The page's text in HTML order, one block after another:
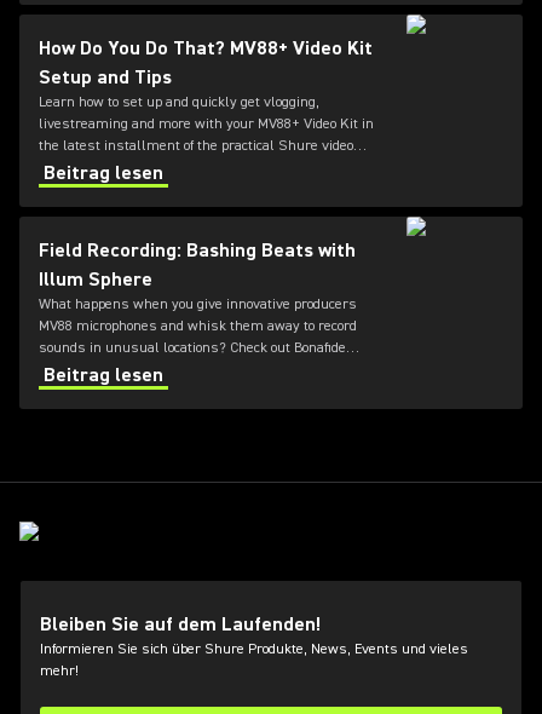
How Do You Do That? MV88+ Video Kit
Setup and Tips
Learn how to set up and quickly get vlogging,
livestreaming and more with your MV88+ Video Kit in
the latest installment of the practical Shure video
series HOW DO YOU DO THAT?
Beitrag lesen
Field Recording: Bashing Beats with
Illum Sphere
What happens when you give innovative producers
MV88 microphones and whisk them away to record
sounds in unusual locations? Check out Bonafide
Magazine's video series to see electronica DJ Illum
Sphere bash beats into shape at a demolition derby.
Beitrag lesen
Bleiben Sie auf dem Laufenden!
Informieren Sie sich über Shure Produkte, News, Events und vieles
mehr!